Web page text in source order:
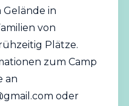
in
von
Plätze.
zum Camp
an
oder